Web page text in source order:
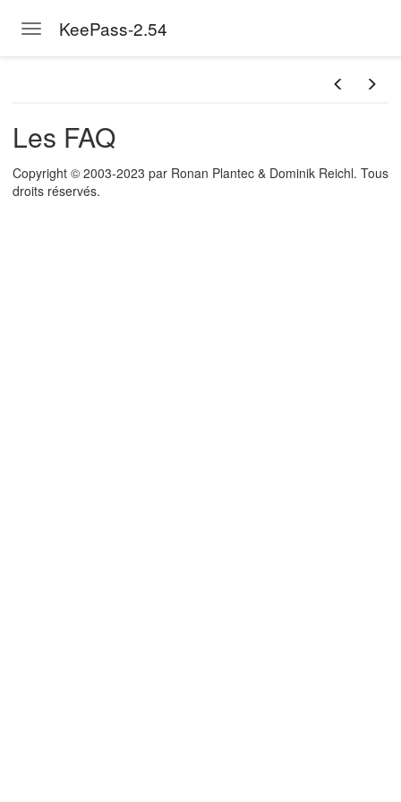
Toggle navigation
KeePass-2.54
Les FAQ
Copyright © 2003-2023 par Ronan Plantec & Dominik Reichl. Tous
droits réservés.